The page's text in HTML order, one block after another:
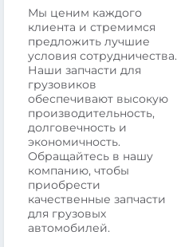
Мы ценим каждого
клиента и стремимся
предложить лучшие
условия сотрудничества.
Наши запчасти для
грузовиков
обеспечивают высокую
производительность,
долговечность и
экономичность.
Обращайтесь в нашу
компанию, чтобы
приобрести
качественные запчасти
для грузовых
автомобилей.